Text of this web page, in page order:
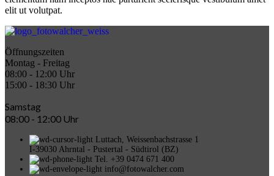
elit ut volutpat.
Öffnungszeiten
Montag - Freitag
08:00 - 12:00 Uhr
15:00 - 18:30 Uhr
Samstag
08:00 - 12:00 Uhr
Luttach, Weissenbachstrasse 1
I-39030 Ahrntal - Pustertal - Südtirol (BZ)
Tel. +39 0474 671 400
info@fotowalcher.com